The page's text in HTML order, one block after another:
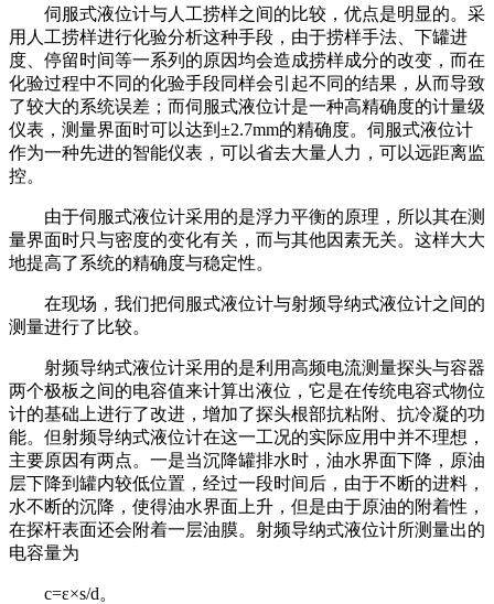
伺服式液位计与人工捞样之间的比较，优点是明显的。采
用人工捞样进行化验分析这种手段，由于捞样手法、下罐进
度、停留时间等一系列的原因均会造成捞样成分的改变，而在
化验过程中不同的化验手段同样会引起不同的结果，从而导致
了较大的系统误差；而伺服式液位计是一种高精确度的计量级
仪表，测量界面时可以达到±2.7mm的精确度。伺服式液位计
作为一种先进的智能仪表，可以省去大量人力，可以远距离监
控。
由于伺服式液位计采用的是浮力平衡的原理，所以其在测
量界面时只与密度的变化有关，而与其他因素无关。这样大大
地提高了系统的精确度与稳定性。
在现场，我们把伺服式液位计与射频导纳式液位计之间的
测量进行了比较。
射频导纳式液位计采用的是利用高频电流测量探头与容器
两个极板之间的电容值来计算出液位，它是在传统电容式物位
计的基础上进行了改进，增加了探头根部抗粘附、抗冷凝的功
能。但射频导纳式液位计在这一工况的实际应用中并不理想，
主要原因有两点。一是当沉降罐排水时，油水界面下降，原油
层下降到罐内较低位置，经过一段时间后，由于不断的进料，
水不断的沉降，使得油水界面上升，但是由于原油的附着性，
在探杆表面还会附着一层油膜。射频导纳式液位计所测量出的
电容量为
c=ε×s/d。